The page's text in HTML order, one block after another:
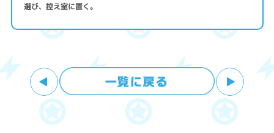
選び、控え室に置く。